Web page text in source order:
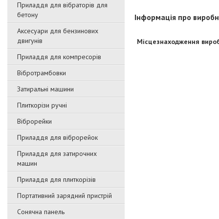
Приладдя для вібраторів для
бетону
Аксесуари для бензинових
двигунів
Приладдя для компресорів
Вібротрамбовки
Затиральні машини
Плиткорізи ручні
Віброрейки
Приладдя для віброрейок
Приладдя для затирочниx
машин
Приладдя для плиткорізів
Портативний зарядний пристрій
Сонячна панель
Інформація про
Місцезнаходження